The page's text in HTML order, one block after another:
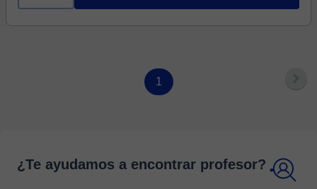
1
¿Te ayudamos a encontrar profesor?